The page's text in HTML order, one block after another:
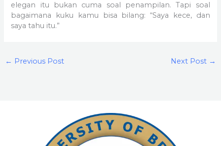
elegan itu bukan cuma soal penampilan. Tapi soal
bagaimana kuku kamu bisa bilang: “Saya kece, dan
saya tahu itu.”
← Previous Post Next Post →